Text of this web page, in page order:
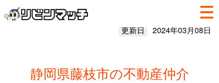
更新日 2024年03月08日
静岡県藤枝市の不動産仲介